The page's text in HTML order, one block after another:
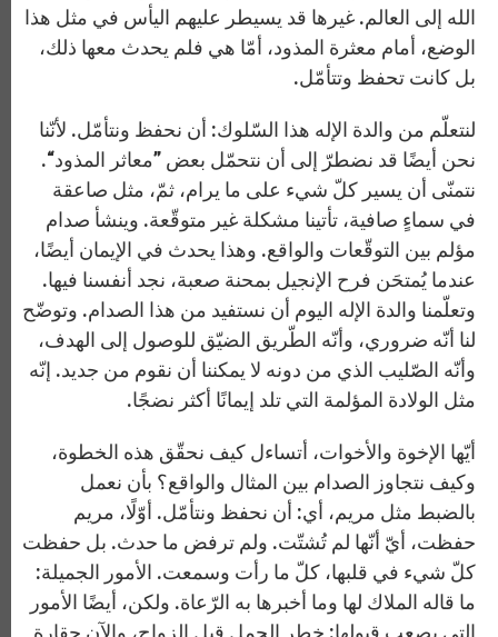
الله إلى العالم. غيرها قد يسيطر عليهم اليأس في مثل هذا
الوضع، أمام معثرة المذود، أمّا هي فلم يحدث معها ذلك،
بل كانت تحفظ وتتأمّل.
لنتعلّم من والدة الإله هذا السّلوك: أن نحفظ ونتأمّل. لأنّنا
نحن أيضًا قد نضطرّ إلى أن نتحمّل بعض ”معاثر المذود“.
نتمنّى أن يسير كلّ شيء على ما يرام، ثمّ، مثل صاعقة
في سماءٍ صافية، تأتينا مشكلة غير متوقّعة. وينشأ صدام
مؤلم بين التوقّعات والواقع. وهذا يحدث في الإيمان أيضًا،
عندما يُمتحَن فرح الإنجيل بمحنة صعبة، نجد أنفسنا فيها.
وتعلّمنا والدة الإله اليوم أن نستفيد من هذا الصدام. وتوضّح
لنا أنّه ضروري، وأنّه الطّريق الضيّق للوصول إلى الهدف،
وأنّه الصّليب الذي من دونه لا يمكننا أن نقوم من جديد. إنّه
مثل الولادة المؤلمة التي تلد إيمانًا أكثر نضجًا.
أيّها الإخوة والأخوات، أتساءل كيف نحقّق هذه الخطوة،
وكيف نتجاوز الصدام بين المثال والواقع؟ بأن نعمل
بالضبط مثل مريم، أي: أن نحفظ ونتأمّل. أوّلًا، مريم
حفظت، أيّ أنّها لم تُشتّت. ولم ترفض ما حدث. بل حفظت
كلّ شيء في قلبها، كلّ ما رأت وسمعت. الأمور الجميلة:
ما قاله الملاك لها وما أخبرها به الرّعاة. ولكن، أيضًا الأمور
التي يصعب قبولها: خطر الحمل قبل الزواج، والآن حقارة